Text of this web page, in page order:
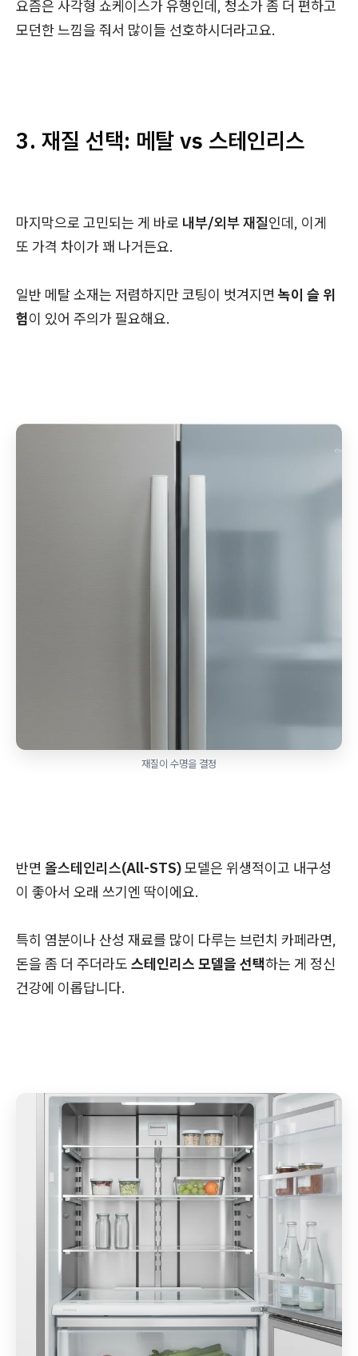
요즘은 사각형 쇼케이스가 유행인데, 청소가 좀 더 편하고
모던한 느낌을 줘서 많이들 선호하시더라고요.
3. 재질 선택: 메탈 vs 스테인리스
마지막으로 고민되는 게 바로 내부/외부 재질인데, 이게
또 가격 차이가 꽤 나거든요.
일반 메탈 소재는 저렴하지만 코팅이 벗겨지면녹이 슬 위
험이 있어 주의가 필요해요.
재질이 수명을 결정
반면 올스테인리스(All-STS)모델은 위생적이고 내구성
이 좋아서 오래 쓰기엔 딱이에요.
특히 염분이나 산성 재료를 많이 다루는 브런치 카페라면,
돈을 좀 더 주더라도 스테인리스 모델을 선택하는 게 정신
건강에 이롭답니다.